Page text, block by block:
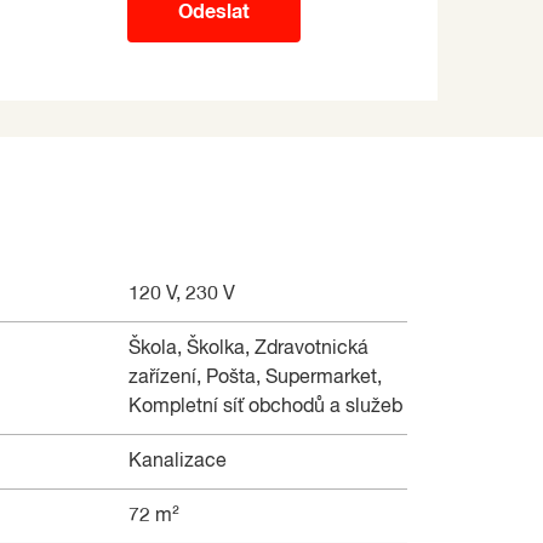
Odeslat
120 V, 230 V
Škola, Školka, Zdravotnická
zařízení, Pošta, Supermarket,
Kompletní síť obchodů a služeb
Kanalizace
72 m²